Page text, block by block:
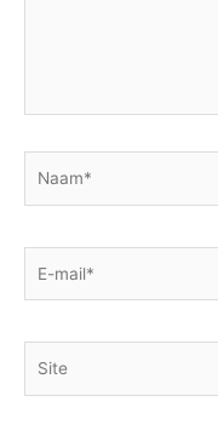
mail*